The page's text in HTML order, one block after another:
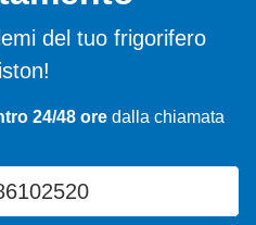
del tuo frigorifero
24/48 oredalla chiamata